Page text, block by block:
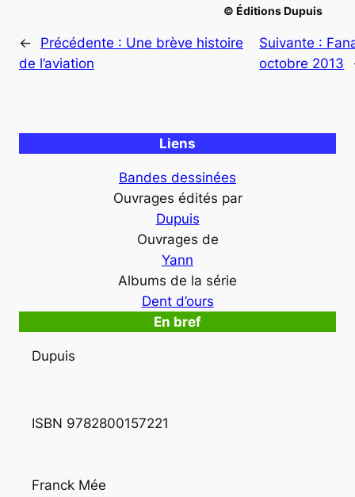
© Éditions Dupuis
← Précédente : Une brève histoire
de l’aviation
Suivante :
octobre 2013
Liens
Bandes dessinées
Ouvrages édités par
Dupuis
Ouvrages de
Yann
Albums de la série
Dent d’ours
En bref
Dupuis
ISBN 9782800157221
Franck Mée